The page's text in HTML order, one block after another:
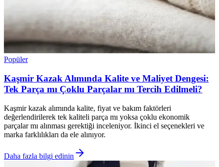
Popüler
Kaşmir Kazak Alımında Kalite ve Maliyet Dengesi:
Tek Parça mı Çoklu Parçalar mı Tercih Edilmeli?
Kaşmir kazak alımında kalite, fiyat ve bakım faktörleri
değerlendirilerek tek kaliteli parça mı yoksa çoklu ekonomik
parçalar mı alınması gerektiği inceleniyor. İkinci el seçenekleri ve
marka farklılıkları da ele alınıyor.
Daha fazla bilgi edinin